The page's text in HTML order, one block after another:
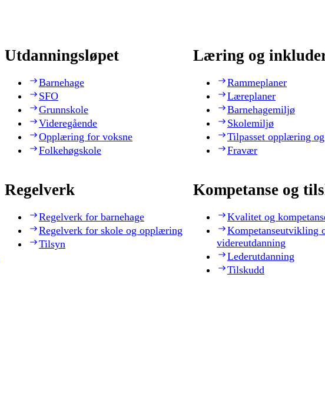
Utdanningsløpet
Barnehage
SFO
Grunnskole
Videregående
Opplæring for voksne
Folkehøgskole
Læring og
Rammeplaner
Læreplaner
Barnehagemiljø
Skolemiljø
Tilpasset opplæring
Fravær
Regelverk
Regelverk for barnehage
Regelverk for skole og opplæring
Tilsyn
Kompetanse og
Kvalitet og
Kompetanseutvikling
videreutdanning
Lederutdanning
Tilskudd